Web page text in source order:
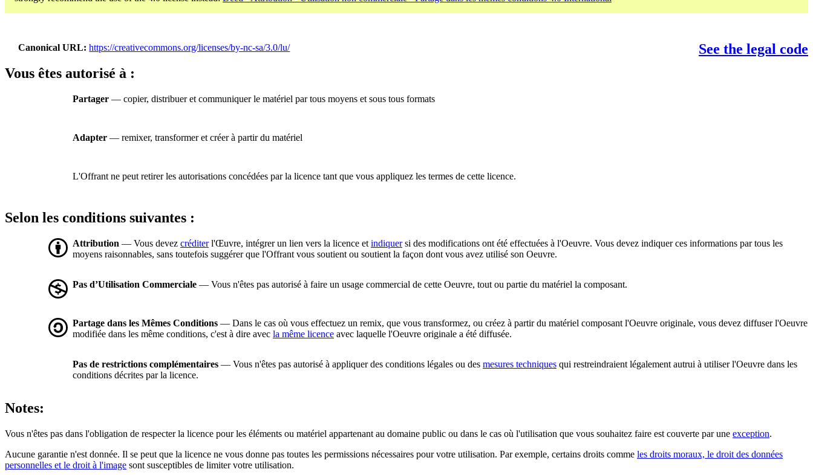
Canonical URL https://creativecommons.org/licenses/by-nc-sa/3.0/lu/
See the legal code
Vous êtes autorisé à :
Partager — copier, distribuer et communiquer le matériel par tous moyens et sous tous formats
Adapter — remixer, transformer et créer à partir du matériel
L'Offrant ne peut retirer les autorisations concédées par la licence tant que vous appliquez les termes de cette licence.
Selon les conditions suivantes :
Attribution — Vous devez créditerl'Œuvre, intégrer un lien vers la licence et indiquersi des modifications ont été effectuées à l'Oeuvre. Vous devez indiquer ces informations par tous les
moyens raisonnables, sans toutefois suggérer que l'Offrant vous soutient ou soutient la façon dont vous avez utilisé son Oeuvre.
Pas d’Utilisation Commerciale — Vous n'êtes pas autorisé à faire un usage commercial de cette Oeuvre, tout ou partie du matériel la composant.
Partage dans les Mêmes Conditions — Dans le cas où vous effectuez un remix, que vous transformez, ou créez à partir du matériel composant l'Oeuvre originale, vous devez diffuser l'Oeuvre
modifiée dans les même conditions, c'est à dire avec la même licence avec laquelle l'Oeuvre originale a été diffusée.
Pas de restrictions complémentaires — Vous n'êtes pas autorisé à appliquer des conditions légales ou des mesures techniques qui restreindraient légalement autrui à utiliser l'Oeuvre dans les
conditions décrites par la licence.
Notes:
Vous n'êtes pas dans l'obligation de respecter la licence pour les éléments ou matériel appartenant au domaine public ou dans le cas où l'utilisation que vous souhaitez faire est couverte par une exception.
Aucune garantie n'est donnée. Il se peut que la licence ne vous donne pas toutes les permissions nécessaires pour votre utilisation. Par exemple, certains droits comme les droits moraux, le droit des données
personnelles et le droit à l'image sont susceptibles de limiter votre utilisation.